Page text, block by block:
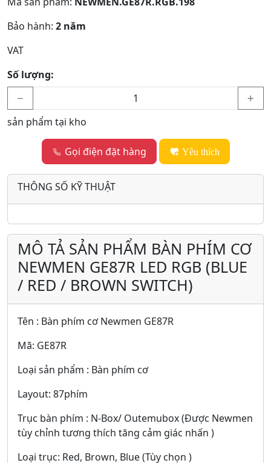
Bảo hành: 2 năm
VAT
Số lượng:
sản phẩm tại kho
Gọi điện đặt hàng Yêu thích
THÔNG SỐ KỸ THUẬT
MÔ TẢ SẢN PHẨM BÀN PHÍM CƠ
NEWMEN GE87R LED RGB (BLUE
/ RED / BROWN SWITCH)
Tên : Bàn phím cơ Newmen GE87R
Mã: GE87R
Loại sản phẩm : Bàn phím cơ
Layout: 87phím
Trục bàn phím : N-Box/ Outemubox (Được Newmen
tùy chỉnh tương thích tăng cảm giác nhấn )
Loại trục: Red, Brown, Blue (Tùy chọn )